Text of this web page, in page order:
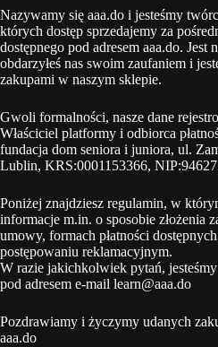
Nazywamy się aaa.do i jesteśmy
których dostęp sprzedajemy za
dostępnego pod adresem aaa.do. Jest
obdarzyłeś nas swoim zaufaniem i
zakupami w naszym sklepie.
Gwoli formalności, nasze dane
Właściciel platformy i odbiorca
fundacja dom seniora i juniora, ul.
Lublin, KRS:0001153366,
Poniżej znajdziesz regulamin, w
informacje m.in. o sposobie złożenia
umowy, formach płatności
postępowaniu reklamacyjnym.
W razie jakichkolwiek pytań,
pod adresem e-mail learn@aaa.do
Pozdrawiamy i życzymy udanych
aaa.do